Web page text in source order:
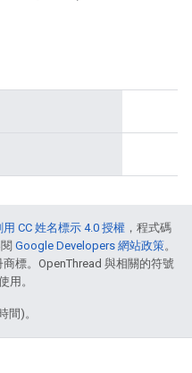
用 CC 姓名標示 4.0 授權 ，程式碼
Google Developers 網站政策。
標。OpenThread 與相關的符號
用。
間)。